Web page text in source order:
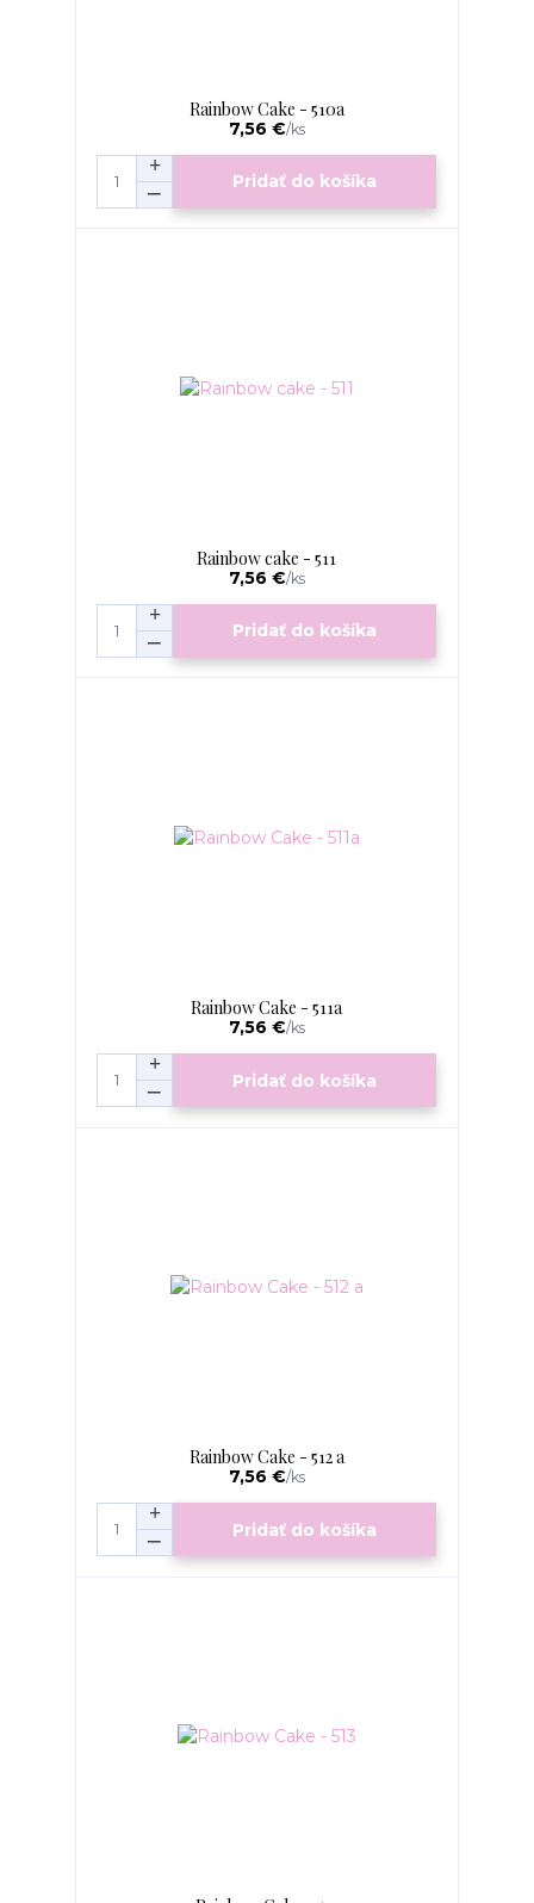
Rainbow Cake - 510a
7,56 €/ks
Pridať do košíka
Rainbow cake - 511
7,56 €/ks
Pridať do košíka
Rainbow Cake - 511a
7,56 €/ks
Pridať do košíka
Rainbow Cake - 512 a
7,56 €/ks
Pridať do košíka